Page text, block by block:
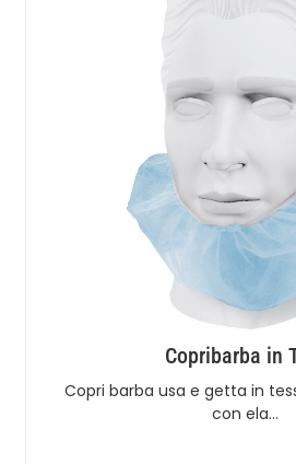
Copribarba in
Copri barba usa e getta in
con ela…